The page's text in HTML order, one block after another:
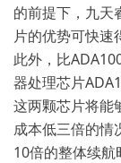
的前提下，九天
片的优势可快速
此外，比
器处理芯片
这两颗芯片将能
成本低三倍的情
10倍的整体续航